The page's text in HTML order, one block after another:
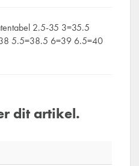
2.5-35 3=35.5
5.5=38.5 6=39 6.5=40
dit artikel.